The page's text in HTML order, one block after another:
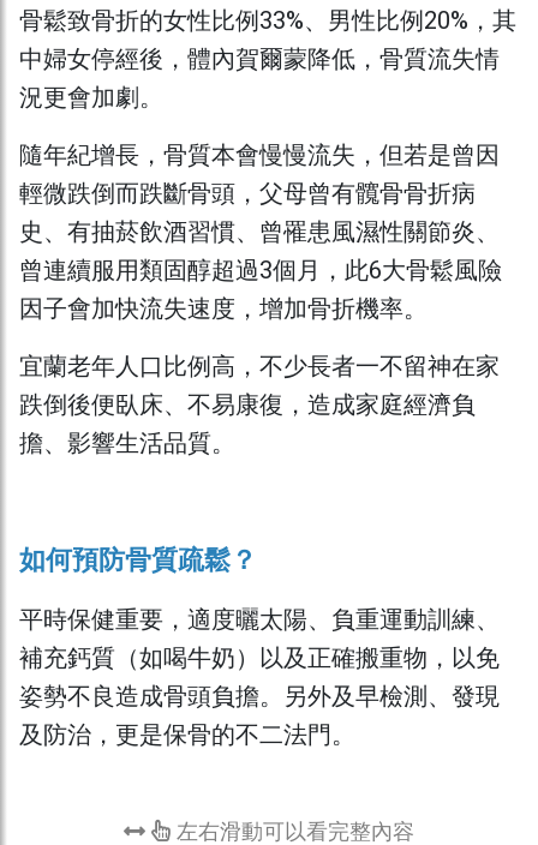
骨鬆致骨折的女性比例33%、男性比例20%，其
中婦女停經後，體內賀爾蒙降低，骨質流失情
況更會加劇。
隨年紀增長，骨質本會慢慢流失，但若是曾因
輕微跌倒而跌斷骨頭，父母曾有髖骨骨折病
史、有抽菸飲酒習慣、曾罹患風濕性關節炎、
曾連續服用類固醇超過3個月，此6大骨鬆風險
因子會加快流失速度，增加骨折機率。
宜蘭老年人口比例高，不少長者一不留神在家
跌倒後便臥床、不易康復，造成家庭經濟負
擔、影響生活品質。
如何預防骨質疏鬆？
平時保健重要，適度曬太陽、負重運動訓練、
補充鈣質（如喝牛奶）以及正確搬重物，以免
姿勢不良造成骨頭負擔。另外及早檢測、發現
及防治，更是保骨的不二法門。
左右滑動可以看完整內容